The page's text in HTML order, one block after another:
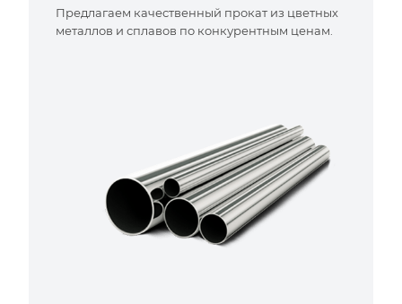
Предлагаем качественный прокат из цветных
металлов и сплавов по конкурентным ценам.